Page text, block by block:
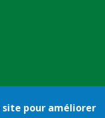
site pour améliorer